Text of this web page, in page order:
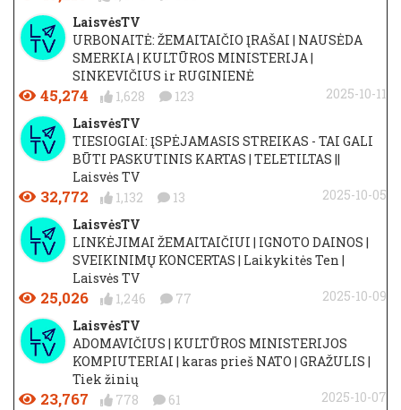
LaisvėsTV
URBONAITĖ: ŽEMAITAIČIO ĮRAŠAI | NAUSĖDA
SMERKIA | KULTŪROS MINISTERIJA |
SINKEVIČIUS ir RUGINIENĖ
45,274 1,628 123
2025-10-11
LaisvėsTV
TIESIOGIAI: ĮSPĖJAMASIS STREIKAS - TAI GALI
BŪTI PASKUTINIS KARTAS | TELETILTAS ||
Laisvės TV
32,772 1,132 13
2025-10-05
LaisvėsTV
LINKĖJIMAI ŽEMAITAIČIUI | IGNOTO DAINOS |
SVEIKINIMŲ KONCERTAS | Laikykitės Ten |
Laisvės TV
25,026 1,246 77
2025-10-09
LaisvėsTV
ADOMAVIČIUS | KULTŪROS MINISTERIJOS
KOMPIUTERIAI | karas prieš NATO | GRAŽULIS |
Tiek žinių
23,767 778 61
2025-10-07